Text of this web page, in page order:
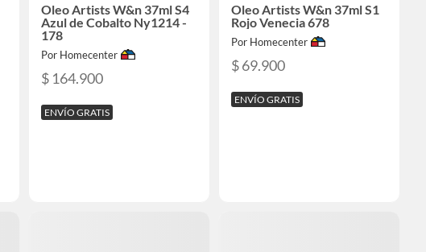
Oleo Artists W&n 37ml S4
Azul de Cobalto Ny1214 -
178
Por Homecenter
$ 164.900
ENVÍO GRATIS
Oleo Artists W&n 37ml S1
Rojo Venecia 678
Por Homecenter
$ 69.900
ENVÍO GRATIS